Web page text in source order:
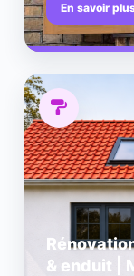
En savoir
& enduit |